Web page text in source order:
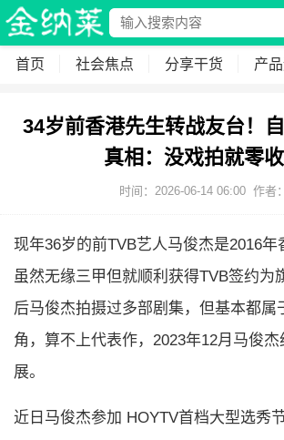
首页 社会焦点 分享干货 产
34岁前香港先生转战友台！
真相：没戏拍就零
时间：2026-06-14 06:00 作者：
现年36岁的前TVB艺人马俊杰是2016年
虽然无缘三甲但就顺利获得TVB签约为
后马俊杰拍摄过多部剧集，但基本都属
角，算不上代表作，2023年12月马俊
展。
近日马俊杰参加 HOYTV首档大型选秀